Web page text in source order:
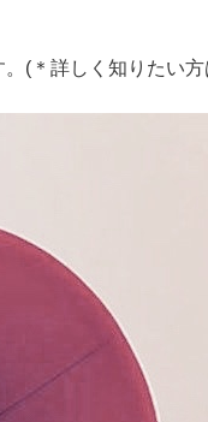
。(＊詳しく知りたい